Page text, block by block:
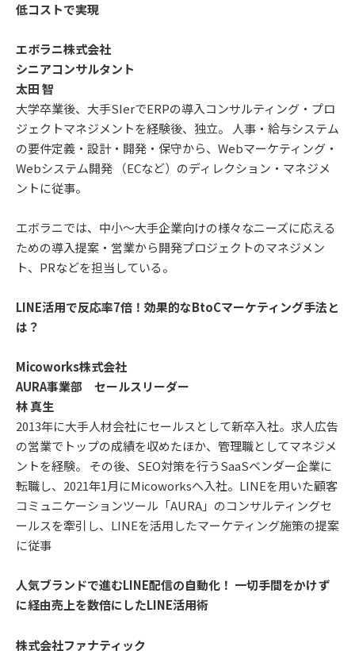
低コストで実現
エボラニ株式会社
シニアコンサルタント
太田 智
大学卒業後、大手SIerでERPの導入コンサルティング・プロ
ジェクトマネジメントを経験後、独立。 人事・給与システム
の要件定義・設計・開発・保守から、Webマーケティング・
Webシステム開発 （ECなど）のディレクション・マネジメ
ントに従事。
エボラニでは、中小～大手企業向けの様々なニーズに応える
ための導入提案・営業から開発プロジェクトのマネジメン
ト、PRなどを担当している。
LINE活用で反応率7倍！効果的なBtoCマーケティング手法と
は？
Micoworks株式会社
AURA事業部 セールスリーダー
林 真生
2013年に大手人材会社にセールスとして新卒入社。求人広告
の営業でトップの成績を収めたほか、管理職としてマネジメ
ントを経験。 その後、SEO対策を行うSaaSベンダー企業に
転職し、2021年1月にMicoworksへ入社。LINEを用いた顧客
コミュニケーションツール「AURA」のコンサルティングセ
ールスを牽引し、LINEを活用したマーケティング施策の提案
に従事
人気ブランドで進むLINE配信の自動化！ 一切手間をかけず
に経由売上を数倍にしたLINE活用術
株式会社ファナティック